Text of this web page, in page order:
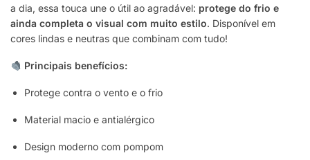
a dia, essa touca une o útil ao agradável: protege do frio e
ainda completa o visual com muito estilo. Disponível em
cores lindas e neutras que combinam com tudo!
Principais benefícios:
Protege contra o vento e o frio
Material macio e antialérgico
Design moderno com pompom